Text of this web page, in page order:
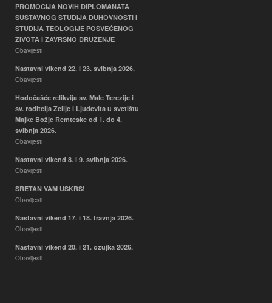
PROMOCIJA NOVIH DIPLOMANATA
SUSTAVNOG STUDIJA DUHOVNOSTI I
STUDIJA TEOLOGIJE POSVEĆENOG
ŽIVOTA I ZAVRŠNO DRUŽENJE
Obavijesti
Nastavni vikend 22. i 23. svibnja 2026.
Obavijesti
Hodočašće relikvija sv. Male Terezije i
sv. roditelja Zelije i Ljudevita u svetištu
Majke Božje Remteske od 1. do 4.
svibnja 2026.
Obavijesti
Nastavni vikend 8. i 9. svibnja 2026.
Obavijesti
SRETAN VAM USKRS!
Obavijesti
Nastavni vikend 17. i 18. travnja 2026.
Obavijesti
Nastavni vikend 20. i 21. ožujka 2026.
Obavijesti